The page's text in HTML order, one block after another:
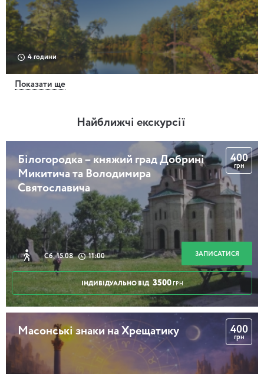
4 години
6 годин
Ірпінь – Пуща-Водиця
6 годин
Цікавий Хрещатик
Показати ще
Найближчі екскурсії
Білогородка – княжий град Добрині
Микитича та Володимира
Святославича
Сб, 15.08 11:00
400
грн
ЗАПИСАТИСЯ
ІНДИВІДУАЛЬНО ВІД 3500 ГРН
Масонські знаки на Хрещатику 400
грн